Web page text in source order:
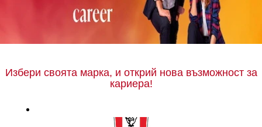
Избери своята марка, и открий нова възможност за
кариера!